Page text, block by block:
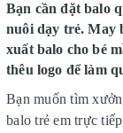
Bạn cần đặt balo
nuôi dạy trẻ. May
xuất balo cho bé
thêu logo để làm
Bạn muốn tìm
balo trẻ em trực